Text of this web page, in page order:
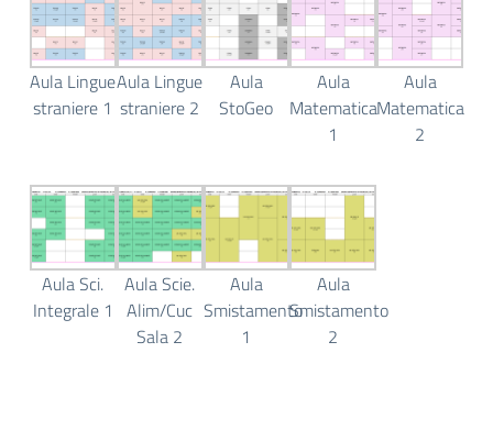
Aula Lingue
straniere 1
Aula Lingue
straniere 2
Aula
StoGeo
Aula
Matematica
1
Aula
Matematica
2
Aula Sci.
Integrale 1
Aula Scie.
Alim/Cuc
Sala 2
Aula
Smistamento
1
Aula
Smistamento
2